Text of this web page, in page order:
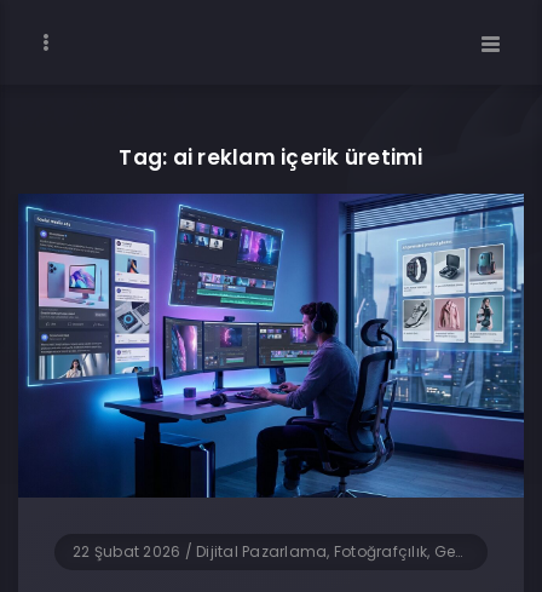
Tag: ai reklam içerik üretimi
22 Şubat 2026 / Dijital Pazarlama, Fotoğrafçılık, Genel, Girişimcilik, Sosyal Medya, Teknoloji, Yapay Zeka, Yazılım